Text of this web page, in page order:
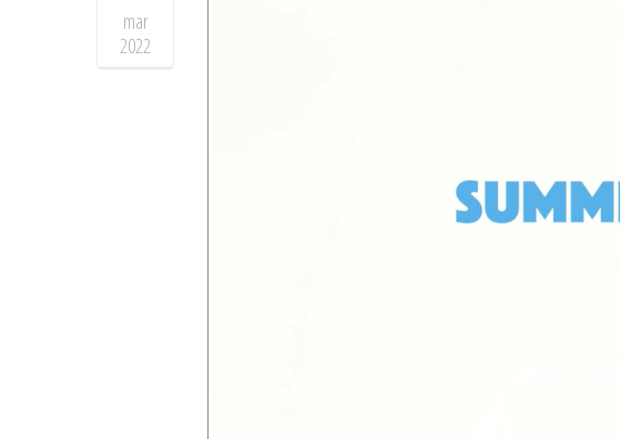
mar
2022